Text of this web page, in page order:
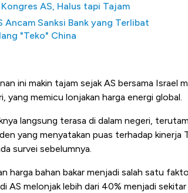
AS, Halus tapi Tajam
Ancam Sanksi Bank yang Terlibat
"Teko" China
ini makin tajam sejak AS bersama Israel
yang memicu lonjakan harga energi global.
langsung terasa di dalam negeri,
yang menyatakan puas terhadap kinerja
survei sebelumnya.
harga bahan bakar menjadi salah satu
AS melonjak lebih dari 40% menjadi